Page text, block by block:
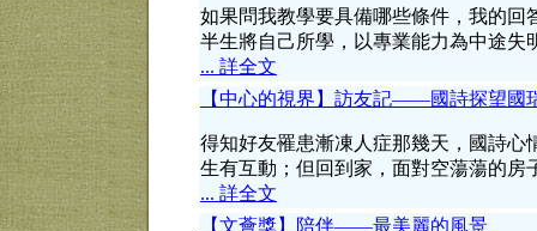
如果問我教學要具備哪些條件，我的
半生將自己所學，以專業能力為中途失
... 詳全文
【中心的視界】訪友記——國詩探望國
得知好友罹患漸凍人症那幾天，國詩
生有互動；但回到家，面對空蕩蕩的房
... 詳全文
【文薈獎】陪伴——最美麗的風景